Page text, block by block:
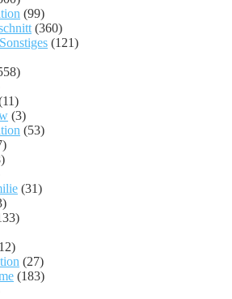
(99)
(360)
(121)
(3)
(53)
(31)
(27)
(183)